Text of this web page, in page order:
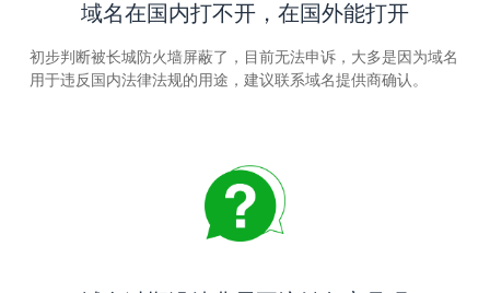
域名在国内打不开，在国外能打开
初步判断被长城防火墙屏蔽了，目前无法申诉，大多是因为域名
用于违反国内法律法规的用途，建议联系域名提供商确认。